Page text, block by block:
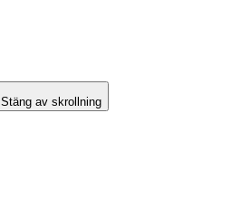
Stäng av skrollning